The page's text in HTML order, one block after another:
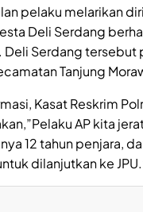
pelaku melarikan
Deli Serdang
Deli Serdang tersebut
Tanjung
Kasat Reskrim
AP kita
12 tahun penjara,
dilanjutkan ke